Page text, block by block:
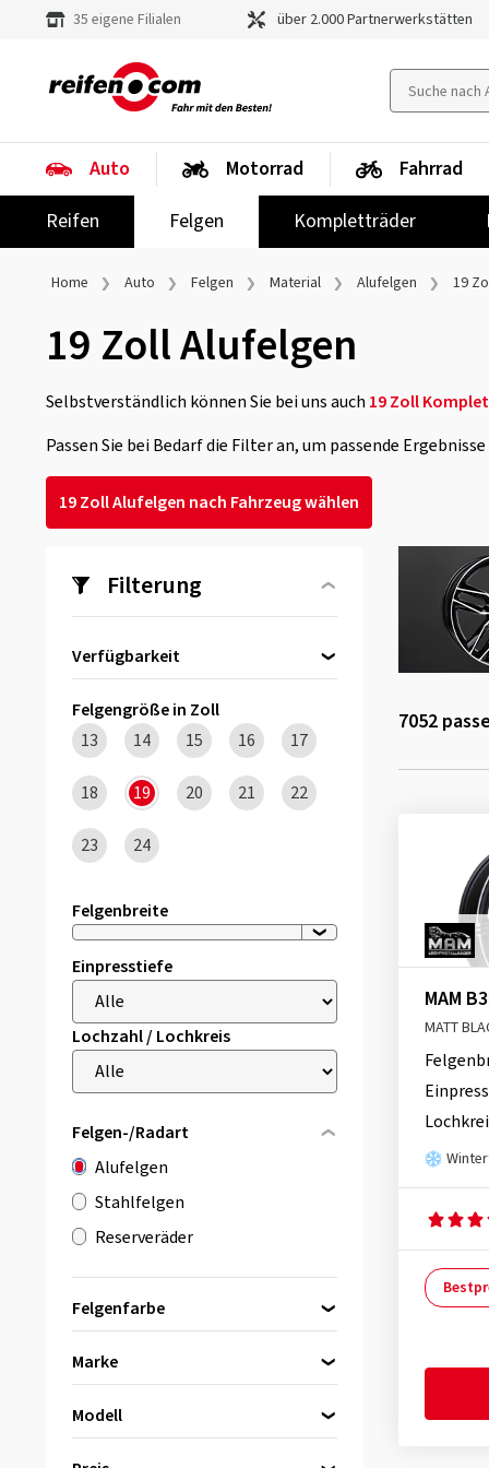
35 eigene Filialen über 2.000 Partnerwerkstätten
Auto
Reifen
Felgen Kompletträder
Motorrad Fahrrad
Home Auto Felgen Material Alufelgen 19
19 Zoll Alufelgen
Selbstverständlich können Sie bei uns auch 19 Zoll
Passen Sie bei Bedarf die Filter an, um passende
19 Zoll Alufelgen nach Fahrzeug wählen
Filterung
Verfügbarkeit
Felgengröße in Zoll
13
14 15 16 17
18 19 20 21 22
23 24
Felgenbreite
Einpresstiefe
Lochzahl / Lochkreis
Felgen-/Radart
Alufelgen
Stahlfelgen
Reserveräder
Felgenfarbe
schwarz
silber(962)
Marke
2DRV by Wheelworld
Modell
7052
MAM
MATT